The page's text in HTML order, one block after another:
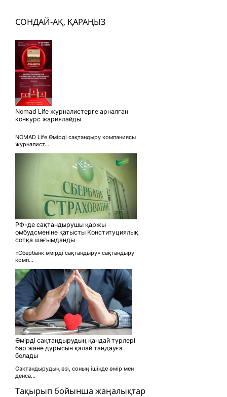
Тақырып бойынша жаңалықтар
СОНДАЙ-АҚ, ҚАРАҢЫЗ
Nomad Life журналистерге арналған
конкурс жариялайды
NOMAD Life Өмірді сақтандыру компаниясы
журналист...
РФ-де сақтандырушы қаржы
омбудсменіне қатысты Конституциялық
сотқа шағымданды
«Сбербанк өмірді сақтандыру» сақтандыру
комп...
Өмірді сақтандырудың қандай түрлері
бар және дұрысын қалай таңдауға
болады
Сақтандырудың өзі, соның ішінде өмір мен
денса...